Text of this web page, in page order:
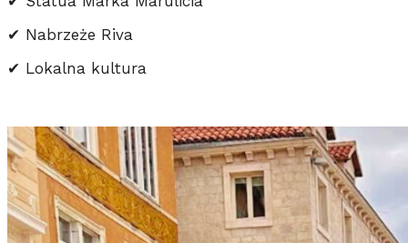
✔ Nabrzeże Riva
✔ Lokalna kultura